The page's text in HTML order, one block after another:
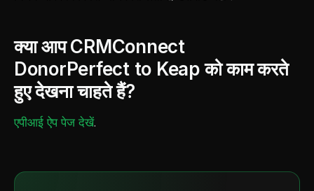
क्या आप CRMConnect
DonorPerfect to Keap को काम करते
हुए देखना चाहते हैं?
एपीआई ऐप पेज देखें.